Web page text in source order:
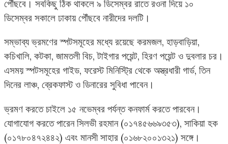
পৌঁছবে। সবকিছু ঠিক থাকলে ৯ ডিসেম্বর রাতে রওনা দিয়ে ১০
ডিসেম্বর সকালে ঢাকায় পৌঁছবে নারীদের দলটি।
সম্ভাব্য ভ্রমণের স্পটসমূহের মধ্যে রয়েছে করমজল, হাড়বাড়িয়া,
কচিখালি, কটকা, জামতলী বিচ, টাইগার পয়েন্ট, হিরণ পয়েন্ট ও দুবলার চর।
এসময় স্পটসমূহের গাইড, ফরেস্ট মিনিস্ট্রি থেকে অস্ত্রধারী গার্ড, তিন
দিনের লাঞ্চ, ব্রেকফাস্ট ও ডিনারের সুবিধা পাবেন।
ভ্রমণ করতে চাইলে ১৫ নভেম্বর পর্যন্ত কনফার্ম করতে পারবেন।
যোগাযোগ করতে পারেন সিলভী রহমান (০১৭৪৫৬৬৯৩৫৩), সাকিয়া হক
(০১৭৮০৪৭২৪৪২) এবং মানসী সাহার (০১৬৮২০০১৩২১) সঙ্গে।